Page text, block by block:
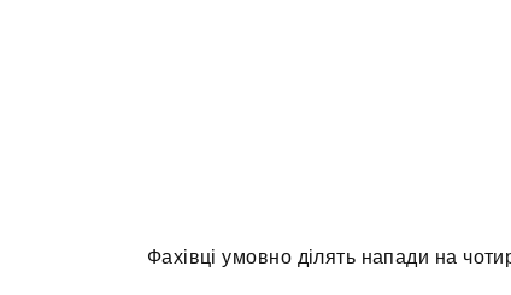
Фахівці умовно ділять напади на